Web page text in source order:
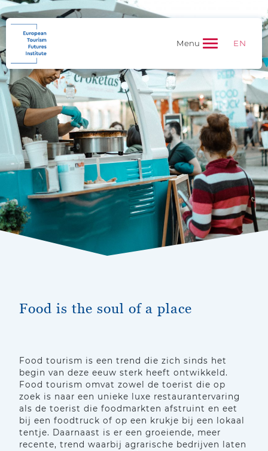
Menu EN
Food is the soul of a place
Food tourism is een trend die zich sinds het
begin van deze eeuw sterk heeft ontwikkeld.
Food tourism omvat zowel de toerist die op
zoek is naar een unieke luxe restaurantervaring
als de toerist die foodmarkten afstruint en eet
bij een foodtruck of op een krukje bij een lokaal
tentje. Daarnaast is er een groeiende, meer
recente, trend waarbij agrarische bedrijven laten